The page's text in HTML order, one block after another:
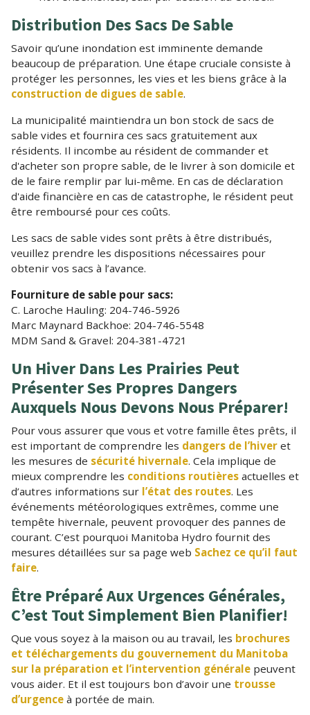
Distribution Des Sacs De Sable
Savoir qu’une inondation est imminente demande
beaucoup de préparation. Une étape cruciale consiste à
protéger les personnes, les vies et les biens grâce à la
construction de digues de sable.
La municipalité maintiendra un bon stock de sacs de
sable vides et fournira ces sacs gratuitement aux
résidents. Il incombe au résident de commander et
d'acheter son propre sable, de le livrer à son domicile et
de le faire remplir par lui-même. En cas de déclaration
d'aide financière en cas de catastrophe, le résident peut
être remboursé pour ces coûts.
Les sacs de sable vides sont prêts à être distribués,
veuillez prendre les dispositions nécessaires pour
obtenir vos sacs à l’avance.
Fourniture de sable pour sacs:
C. Laroche Hauling: 204-746-5926
Marc Maynard Backhoe: 204-746-5548
MDM Sand & Gravel: 204-381-4721
Un Hiver Dans Les Prairies Peut
Présenter Ses Propres Dangers
Auxquels Nous Devons Nous Préparer!
Pour vous assurer que vous et votre famille êtes prêts, il
est important de comprendre les dangers de l’hiver et
les mesures de sécurité hivernale. Cela implique de
mieux comprendre les conditions routières actuelles et
d’autres informations sur l’état des routes. Les
événements météorologiques extrêmes, comme une
tempête hivernale, peuvent provoquer des pannes de
courant. C’est pourquoi Manitoba Hydro fournit des
mesures détaillées sur sa page web Sachez ce qu’il faut
faire.
Être Préparé Aux Urgences Générales,
C’est Tout Simplement Bien Planifier!
Que vous soyez à la maison ou au travail, les brochures
et téléchargements du gouvernement du Manitoba
sur la préparation et l’intervention générale peuvent
vous aider. Et il est toujours bon d’avoir une trousse
d’urgence à portée de main.